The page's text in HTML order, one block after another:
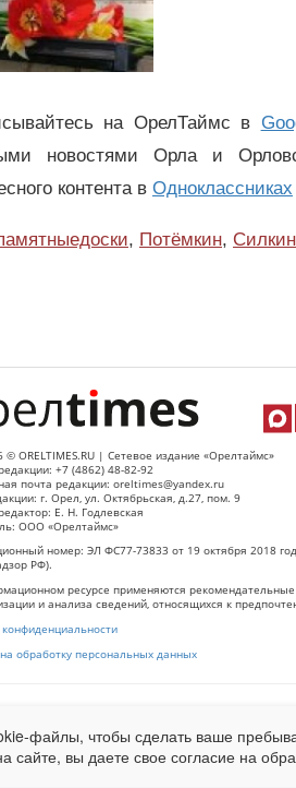
на ОрелТаймс в
новостями Орла и
контента в Одноклассниках
, Потёмкин, Силкин
© ORELTIMES.RU | Сетевое издание «Орелтаймс»
+7 (4862) 48-82-92
почта редакции: oreltimes@yandex.ru
г. Орел, ул. Октябрьская, д.27, пом. 9
Е. Н. Годлевская
ООО «Орелтаймс»
номер: ЭЛ ФС77-73833 от 19 октября 2018
РФ).
ресурсе применяются
и анализа сведений, относящихся к
обработку персональных данных
статистика посещаемости доступна на сайте
файлы, чтобы сделать ваше
сайте, вы даете свое согласие на